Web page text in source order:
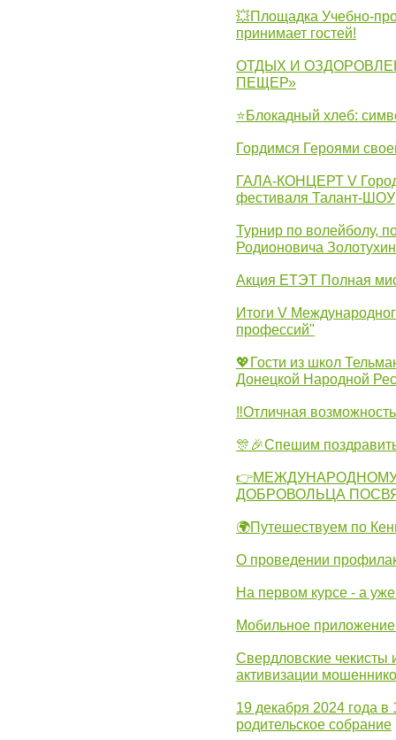
💥Площадка Учебно-
принимает гостей!
ОТДЫХ И
ПЕЩЕР»
⭐Блокадный хлеб:
Гордимся Героями
ГАЛА-КОНЦЕРТ V
фестиваля Талант-ШОУ
Турнир по волейболу,
Родионовича
Акция ЕТЭТ Полная
Итоги V
профессий"
💖Гости из школ
Донецкой Народной
‼Отличная
🎊🎉Спешим
ДОБРОВОЛЬЦА
🌍Путешествуем по
О проведении
На первом курсе - а
Мобильное
Свердловские
активизации
19 декабря 2024 года
родительское собрание